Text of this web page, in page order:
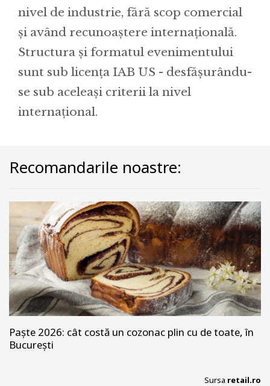
nivel de industrie, fără scop comercial
și având recunoaștere internațională.
Structura și formatul evenimentului
sunt sub licența IAB US - desfășurându-
se sub aceleași criterii la nivel
internațional.
Recomandarile noastre:
Paște 2026: cât costă un cozonac plin cu de toate, în
București
Sursa retail.ro